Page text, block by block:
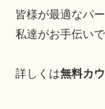
皆様が最適なパ
私達がお手伝い
詳しくは無料カ